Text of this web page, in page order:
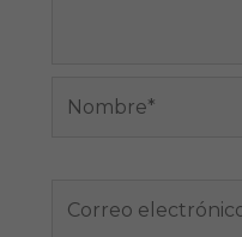
electrónico*